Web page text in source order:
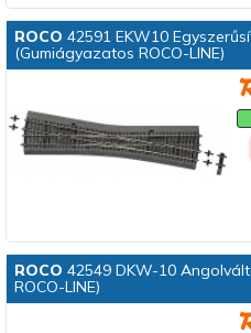
ROCO 42591 EKW10
(Gumiágyazatos ROCO-LINE)
ROCO 42549 DKW-10
ROCO-LINE)